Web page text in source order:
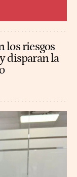
los riesgos
disparan la